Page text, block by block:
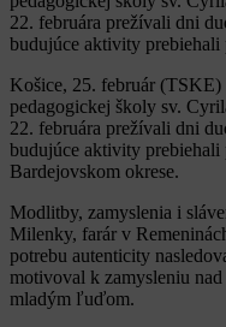
22. februára prežívali dni
budujúce aktivity
Košice, 25. február (TSKE)
pedagogickej školy sv.
22. februára prežívali dni
budujúce aktivity
Bardejovskom okrese.
Modlitby, zamyslenia i
Milenky, farár v
potrebu autenticity
motivoval k zamysleniu
mladým ľuďom.